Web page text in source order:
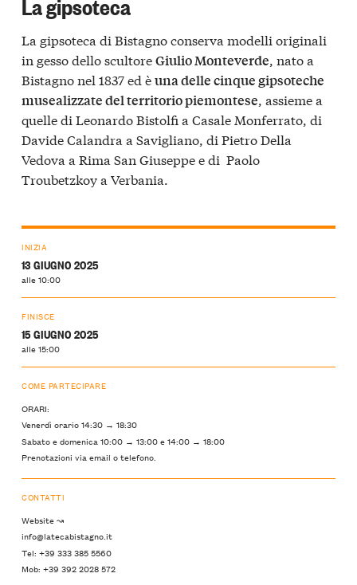
La gipsoteca di Bistagno conserva modelli originali
in gesso dello scultoreGiulio Monteverde, nato a
Bistagno nel 1837 ed èuna delle cinque gipsoteche
musealizzate del territorio piemontese, assieme a
quelle di Leonardo Bistolfi a Casale Monferrato, di
Davide Calandra a Savigliano, di Pietro Della
Vedova a Rima San Giuseppe e di Paolo
Troubetzkoy a Verbania.
INIZIA
13 GIUGNO 2025
alle 10:00
FINISCE
15 GIUGNO 2025
alle 15:00
COME PARTECIPARE
ORARI:
Venerdì orario 14:30 → 18:30
Sabato e domenica 10:00 → 13:00 e 14:00 → 18:00
Prenotazioni via email o telefono.
CONTATTI
Website ↝
info@latecabistagno.it
Tel: +39 333 385 5560
Mob: +39 392 2028 572